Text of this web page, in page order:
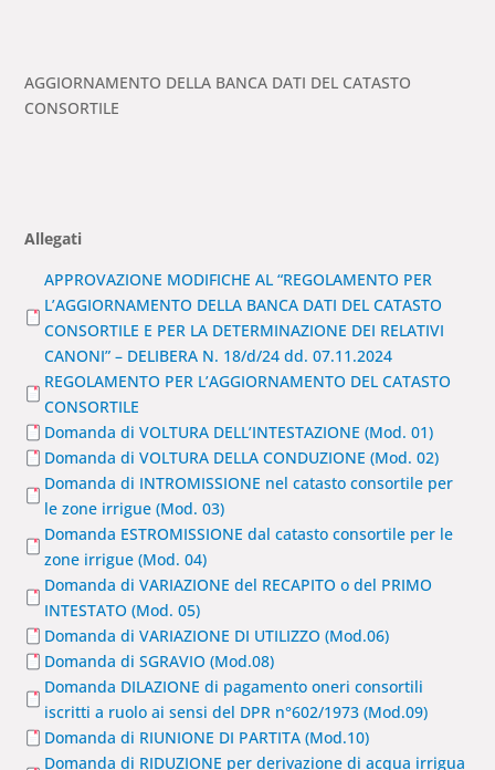
AGGIORNAMENTO DELLA BANCA DATI DEL CATASTO
CONSORTILE
Allegati
APPROVAZIONE MODIFICHE AL “REGOLAMENTO PER
L’AGGIORNAMENTO DELLA BANCA DATI DEL CATASTO
CONSORTILE E PER LA DETERMINAZIONE DEI RELATIVI
CANONI” – DELIBERA N. 18/d/24 dd. 07.11.2024
REGOLAMENTO PER L’AGGIORNAMENTO DEL CATASTO
CONSORTILE
Domanda di VOLTURA DELL’INTESTAZIONE (Mod. 01)
Domanda di VOLTURA DELLA CONDUZIONE (Mod. 02)
Domanda di INTROMISSIONE nel catasto consortile per
le zone irrigue (Mod. 03)
Domanda ESTROMISSIONE dal catasto consortile per le
zone irrigue (Mod. 04)
Domanda di VARIAZIONE del RECAPITO o del PRIMO
INTESTATO (Mod. 05)
Domanda di VARIAZIONE DI UTILIZZO (Mod.06)
Domanda di SGRAVIO (Mod.08)
Domanda DILAZIONE di pagamento oneri consortili
iscritti a ruolo ai sensi del DPR n°602/1973 (Mod.09)
Domanda di RIUNIONE DI PARTITA (Mod.10)
Domanda di RIDUZIONE per derivazione di acqua irrigua